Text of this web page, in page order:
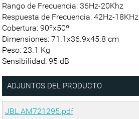
Rango de Frecuencia: 36Hz-20Khz
Respuesta de Frecuencia: 42Hz-18KHz
Cobertura: 90ºx50º
Dimensiones: 71.1x36.9x45.8 cm
Peso: 23.1 Kg
Sensibilidad: 95 dB
ADJUNTOS DEL PRODUCTO
JBL AM721295.pdf